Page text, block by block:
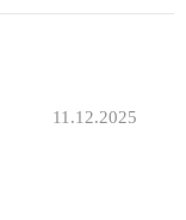
11.12.2025